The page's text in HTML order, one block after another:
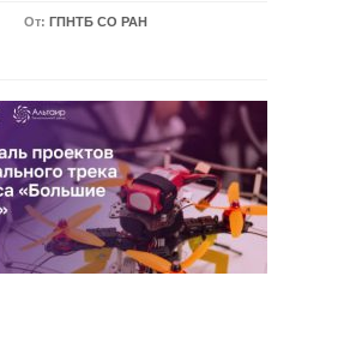
От: ГПНТБ СО РАН